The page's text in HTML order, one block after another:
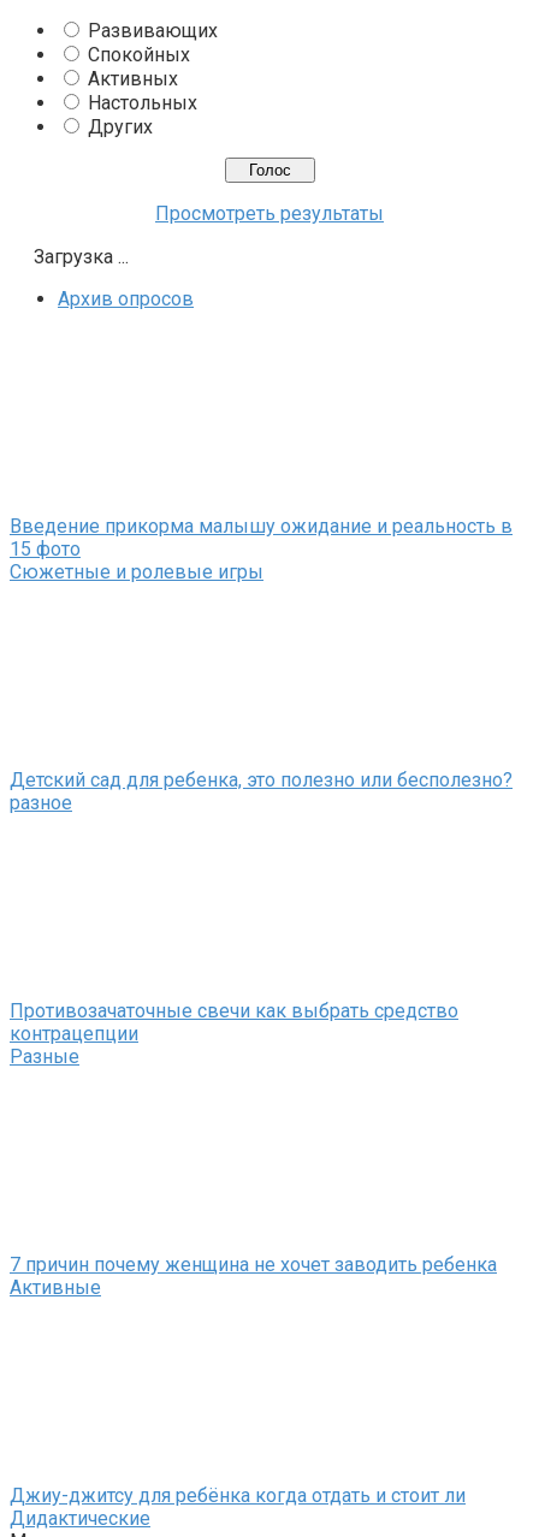
Развивающих
Спокойных
Активных
Настольных
Других
Просмотреть результаты
Загрузка ...
Архив опросов
Введение прикорма малышу ожидание и реальность в
15 фото
Сюжетные и ролевые игры
Детский сад для ребенка, это полезно или бесполезно?
разное
Противозачаточные свечи как выбрать средство
контрацепции
Разные
7 причин почему женщина не хочет заводить ребенка
Активные
Джиу-джитсу для ребёнка когда отдать и стоит ли
Дидактические